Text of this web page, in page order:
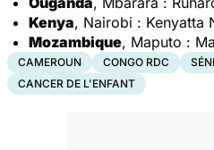
Kenya, Nairobi : Kenyatta
Mozambique, Maputo :
CAMEROUN CONGO RDC
CANCER DE L'ENFANT